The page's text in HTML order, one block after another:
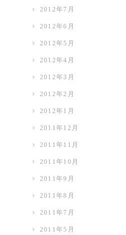
2012年7月
2012年6月
2012年5月
2012年4月
2012年3月
2012年2月
2012年1月
2011年12月
2011年11月
2011年10月
2011年9月
2011年8月
2011年7月
2011年5月